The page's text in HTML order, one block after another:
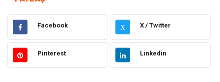
Gıda Elektrik Elektronik
Bilgisayar ve Yazılım Alışveriş
Facebook X X / Twitter
Pinterest Linkedin